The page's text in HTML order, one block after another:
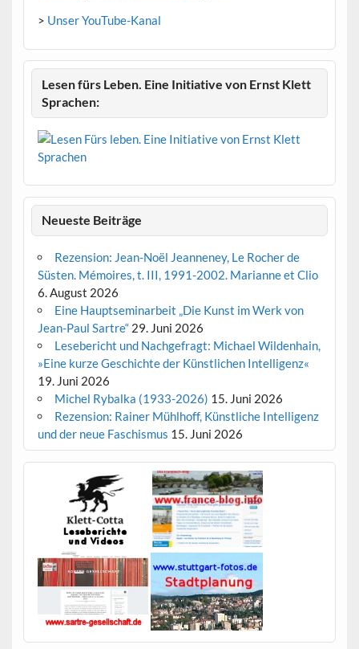
> Unser YouTube-Kanal
Lesen fürs Leben. Eine Initiative von Ernst Klett
Sprachen:
Neueste Beiträge
Rezension: Jean-Noël Jeanneney, Le Rocher de
Süsten. Mémoires, t. III, 1991-2002. Marianne et Clio
6. August 2026
Eine Hauptseminarbeit „Die Kunst im Werk von
Jean-Paul Sartre“ 29. Juni 2026
Lesebericht und Nachgefragt: Michael Wildenhain,
»Eine kurze Geschichte der Künstlichen Intelligenz«
19. Juni 2026
Michel Rybalka (1933-2026) 15. Juni 2026
Rezension: Rainer Mühlhoff, Künstliche Intelligenz
und der neue Faschismus 15. Juni 2026